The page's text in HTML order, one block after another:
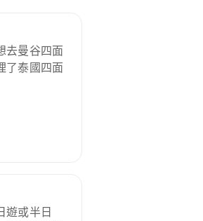
去曼谷四面
了泰國四面
遊或半日